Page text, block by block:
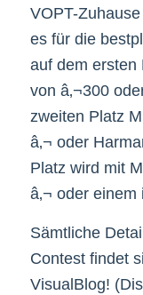
VOPT-
es für die
auf dem ersten
von â‚¬300
zweiten Platz
â‚¬ oder
Platz wird mit
â‚¬ oder
Sämtliche
Contest findet
VisualBlog!